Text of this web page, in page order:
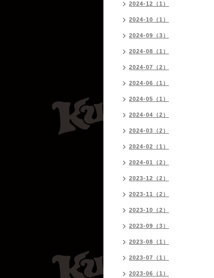
2024-12（1）
2024-10（1）
2024-09（3）
2024-08（1）
2024-07（2）
2024-06（1）
2024-05（1）
2024-04（2）
2024-03（2）
2024-02（1）
2024-01（2）
2023-12（2）
2023-11（2）
2023-10（2）
2023-09（3）
2023-08（1）
2023-07（1）
2023-06（1）